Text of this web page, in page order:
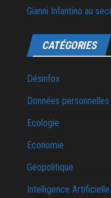
Gianni Infantino au
CATÉGORIES
Désinfox
Données personnelles
Ecologie
Economie
Géopolitique
Intelligence Artificielle